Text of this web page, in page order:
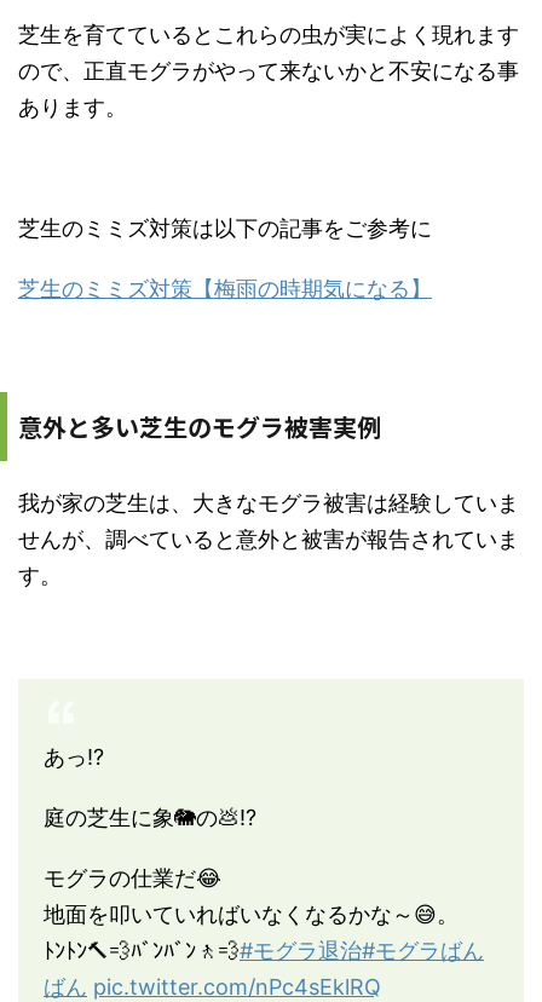
芝生を育てているとこれらの虫が実によく現れます
ので、正直モグラがやって来ないかと不安になる事
あります。
芝生のミミズ対策は以下の記事をご参考に
芝生のミミズ対策【梅雨の時期気になる】
意外と多い芝生のモグラ被害実例
我が家の芝生は、大きなモグラ被害は経験していま
せんが、調べていると意外と被害が報告されていま
す。
あっ⁉
庭の芝生に象🐘の💩⁉
モグラの仕業だ😂
地面を叩いていればいなくなるかな～😅。
ﾄﾝﾄﾝ🔨💨ﾊﾞﾝﾊﾞﾝ🚶💨#モグラ退治#モグラばん
ばん pic.twitter.com/nPc4sEklRQ